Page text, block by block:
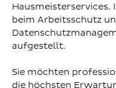
beim Arbeitsschutz
aufgestellt.
Sie möchten
die höchsten